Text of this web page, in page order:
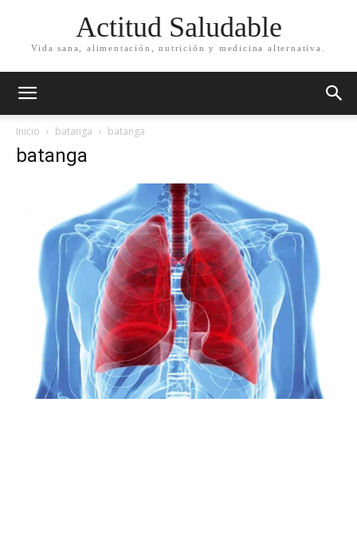
Actitud Saludable
Vida sana, alimentación, nutrición y medicina alternativa.
Inicio batanga batanga
batanga